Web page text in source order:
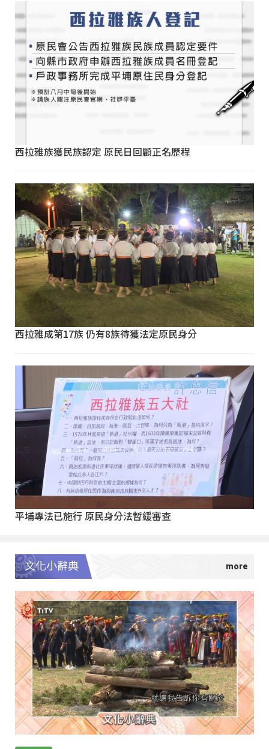
西拉雅族獲民族認定 原民日回顧正名歷程
西拉雅成第17族 仍有8族待獲法定原民身分
平埔專法已施行 原民身分法暫緩審查
文化小辭典